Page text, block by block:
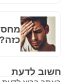
חשוב לדעת
כזה?